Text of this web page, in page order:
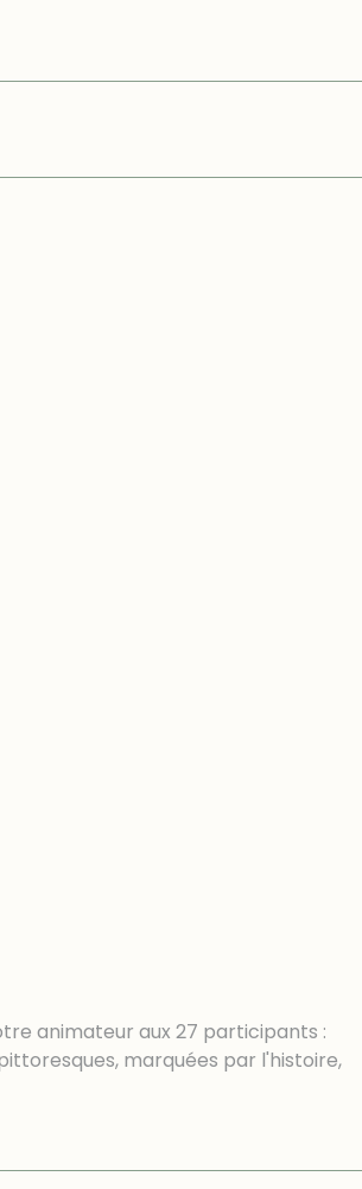
animateur aux 27 participants :
marquées par l'histoire,